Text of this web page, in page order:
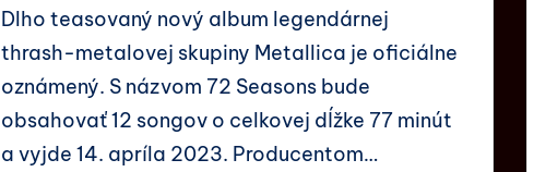
Dlho teasovaný nový album legendárnej
thrash-metalovej skupiny Metallica je oficiálne
oznámený. S názvom 72 Seasons bude
obsahovať 12 songov o celkovej dĺžke 77 minút
a vyjde 14. apríla 2023. Producentom…